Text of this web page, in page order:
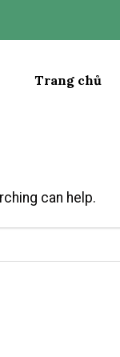
Trang chủ
can help.